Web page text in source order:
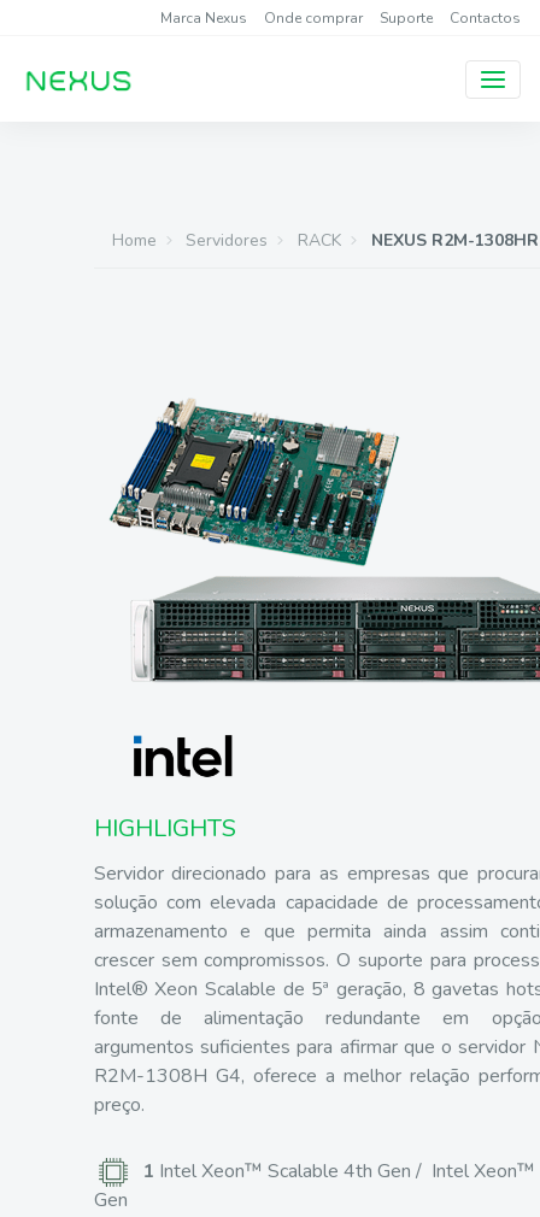
Marca Nexus Onde comprar Suporte Contactos
Home Servidores RACK NEXUS R2M-
HIGHLIGHTS
Servidor direcionado para as empresas que
solução com elevada capacidade de
armazenamento e que permita ainda assim
crescer sem compromissos. O suporte para
Intel® Xeon Scalable de 5ª geração, 8 gavetas
fonte de alimentação redundante em
argumentos suficientes para afirmar que o servidor
R2M-1308H G4, oferece a melhor relação
preço.
1 Intel Xeon™ Scalable 4th Gen / Intel
Gen